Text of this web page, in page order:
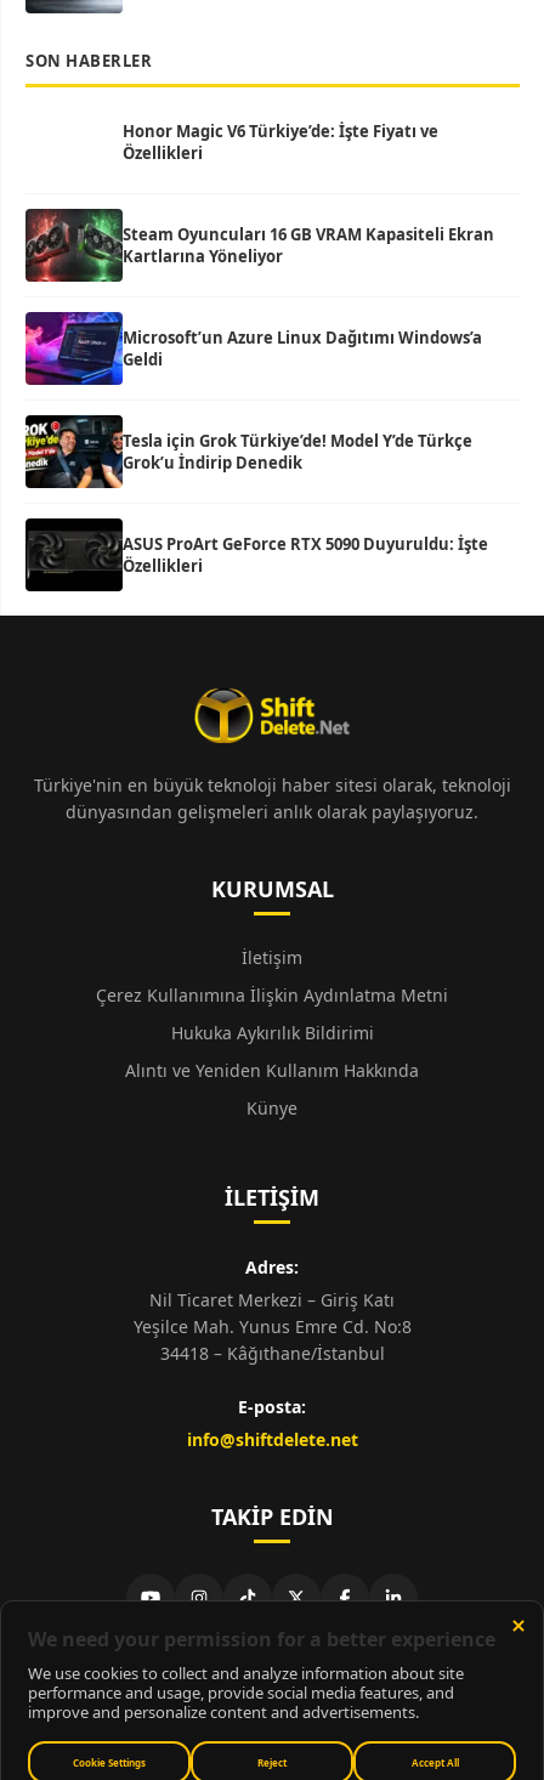
SON HABERLER
Honor Magic V6 Türkiye’de: İşte Fiyatı ve
Özellikleri
Steam Oyuncuları 16 GB VRAM Kapasiteli Ekran
Kartlarına Yöneliyor
Microsoft’un Azure Linux Dağıtımı Windows’a
Geldi
Tesla için Grok Türkiye’de! Model Y’de Türkçe
Grok’u İndirip Denedik
ASUS ProArt GeForce RTX 5090 Duyuruldu: İşte
Özellikleri
Türkiye'nin en büyük teknoloji haber sitesi olarak, teknoloji
dünyasından gelişmeleri anlık olarak paylaşıyoruz.
KURUMSAL
İletişim
Çerez Kullanımına İlişkin Aydınlatma Metni
Hukuka Aykırılık Bildirimi
Alıntı ve Yeniden Kullanım Hakkında
Künye
İLETIŞIM
Adres:
Nil Ticaret Merkezi – Giriş Katı
Yeşilce Mah. Yunus Emre Cd. No:8
34418 – Kâğıthane/İstanbul
E-posta:
info@shiftdelete.net
TAKIP EDIN
© 2026ShiftDelete.Net- Tüm hakları saklıdır.
ShiftDelete.Net, İnternet Medyası ve Bilişim Muhabirleri Derneği